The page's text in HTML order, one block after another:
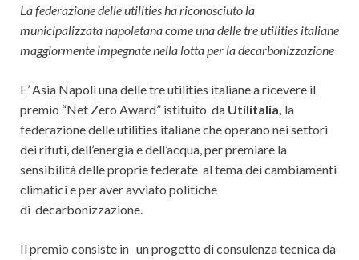
La federazione delle utilities ha riconosciuto la
municipalizzata napoletana come una delle tre utilities italiane
maggiormente impegnate nella lotta per la decarbonizzazione
E’ Asia Napoli una delle tre utilities italiane a ricevere il
premio “Net Zero Award” istituito da Utilitalia, la
federazione delle utilities italiane che operano nei settori
dei rifuti, dell’energia e dell’acqua, per premiare la
sensibilità delle proprie federate al tema dei cambiamenti
climatici e per aver avviato politiche
di decarbonizzazione.
Il premio consiste in un progetto di consulenza tecnica da